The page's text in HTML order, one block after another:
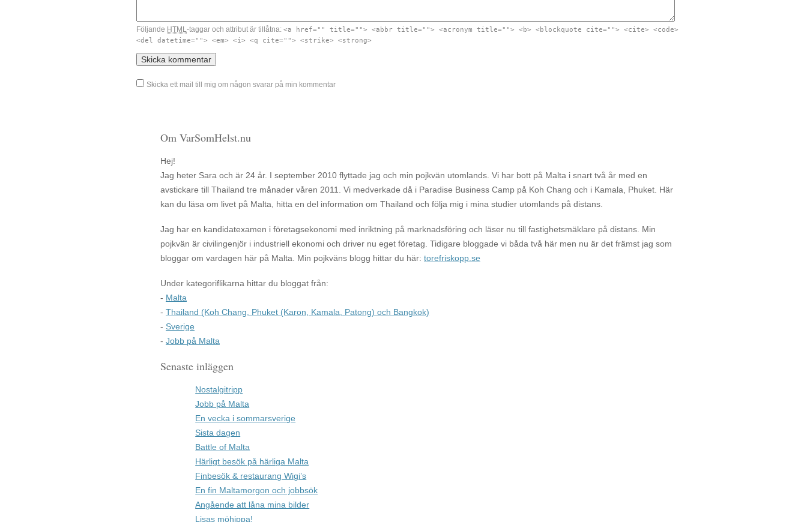
Följande HTML-taggar och attribut är tillåtna: <a href="" title=""> <abbr title=""> <acronym title=""> <b> <blockquote cite=""> <cite> <code>
<del datetime=""> <em> <i> <q cite=""> <strike> <strong>
Skicka ett mail till mig om någon svarar på min kommentar
Om VarSomHelst.nu
Hej!
Jag heter Sara och är 24 år. I september 2010 flyttade jag och min pojkvän utomlands. Vi har bott på Malta i snart två år med en
avstickare till Thailand tre månader våren 2011. Vi medverkade då i Paradise Business Camp på Koh Chang och i Kamala, Phuket. Här
kan du läsa om livet på Malta, hitta en del information om Thailand och följa mig i mina studier utomlands på distans.
Jag har en kandidatexamen i företagsekonomi med inriktning på marknadsföring och läser nu till fastighetsmäklare på distans. Min
pojkvän är civilingenjör i industriell ekonomi och driver nu eget företag. Tidigare bloggade vi båda två här men nu är det främst jag som
bloggar om vardagen här på Malta. Min pojkväns blogg hittar du här: torefriskopp.se
Under kategoriflikarna hittar du bloggat från:
- Malta
- Thailand (Koh Chang, Phuket (Karon, Kamala, Patong) och Bangkok)
- Sverige
- Jobb på Malta
Senaste inläggen
Nostalgitripp
Jobb på Malta
En vecka i sommarsverige
Sista dagen
Battle of Malta
Härligt besök på härliga Malta
Finbesök & restaurang Wigi’s
En fin Maltamorgon och jobbsök
Angående att låna mina bilder
Lisas möhippa!